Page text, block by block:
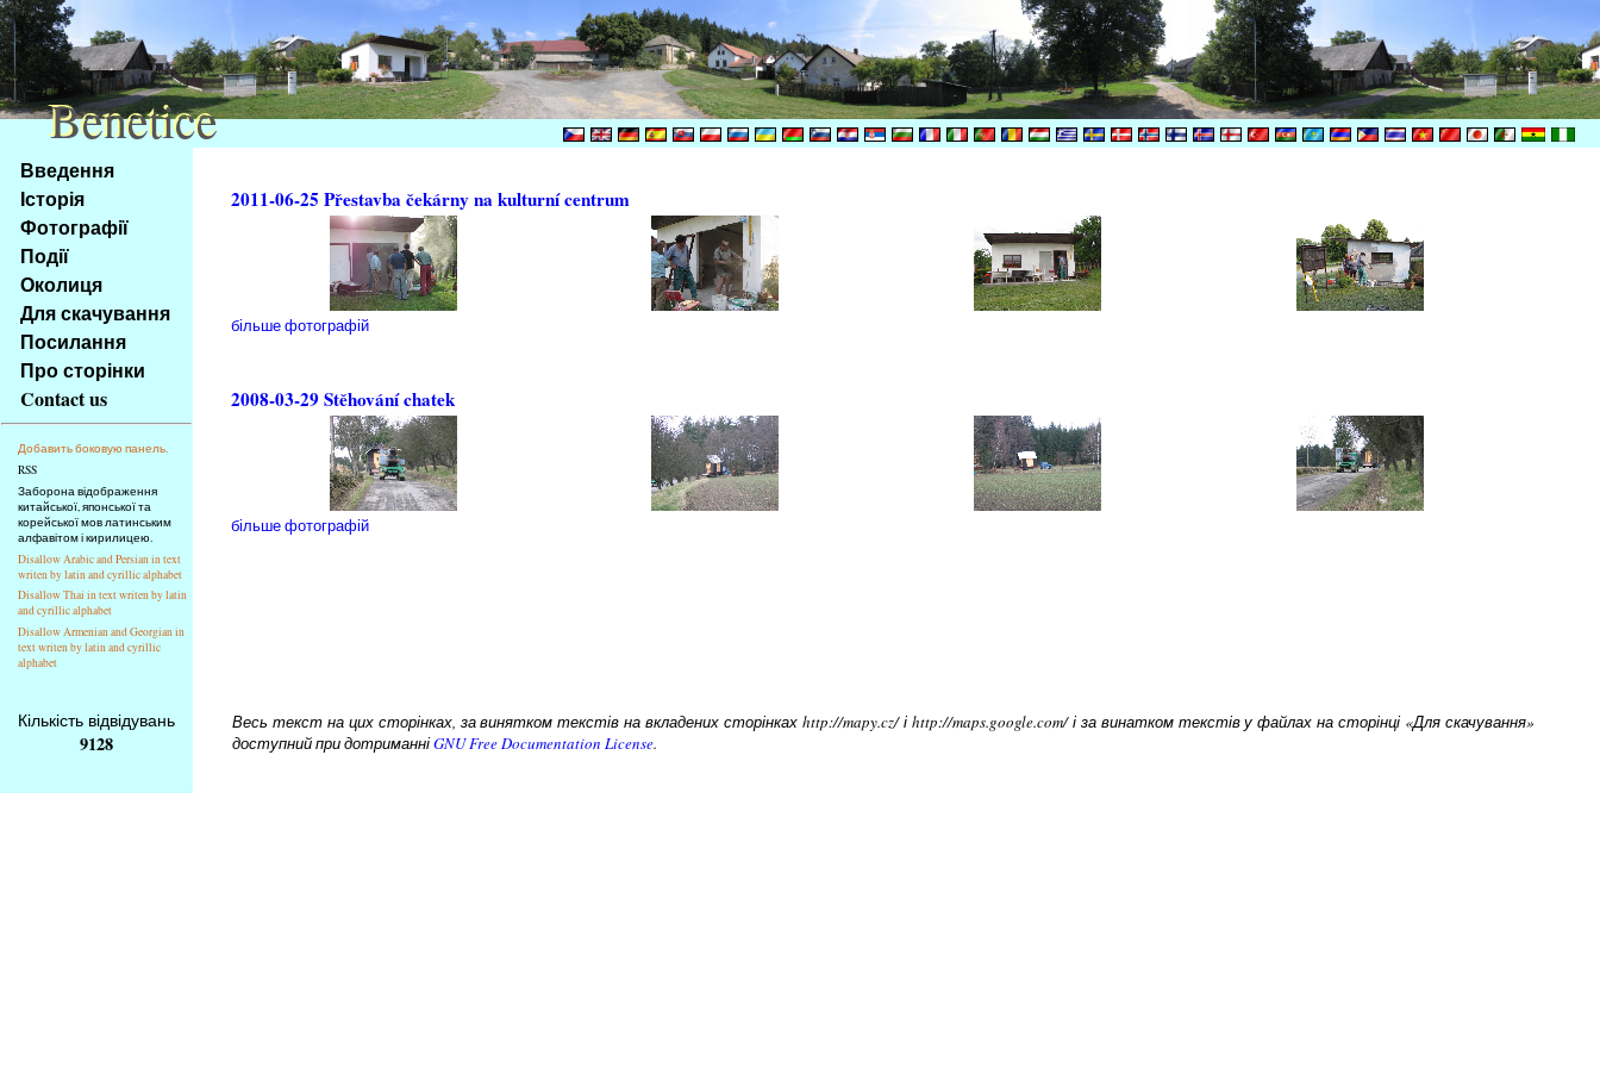
Na
obsah
stránky
Klávesové
zkratky
tomto
webu
základní
Hlavní
strana
Введення
Історія
Фотографії
Події
Околиця
Для скачування
Посилання
Про сторінки
Contact us
Добавить боковую панель.
RSS
Заборона відображення
китайської, японської та
корейської мов латинським
алфавітом і кирилицею.
Disallow Arabic and Persian in text
writen by latin and cyrillic alphabet
Disallow Thai in text writen by latin
and cyrillic alphabet
Disallow Armenian and Georgian in
text writen by latin and cyrillic
alphabet
2011-06-25 Přestavba čekárny na kulturní centrum
більше фотографій
2008-03-29 Stěhování chatek
більше фотографій
Кількість відвідувань
9128
Весь текст на цих сторінках, за винятком текстів на вкладених сторінках http://mapy.cz/ і http://maps.google.com/ і за винатком текстів у файлах на сторінці «Для скачування»
доступний при дотриманніGNU Free Documentation License.
Benetice
Benetice